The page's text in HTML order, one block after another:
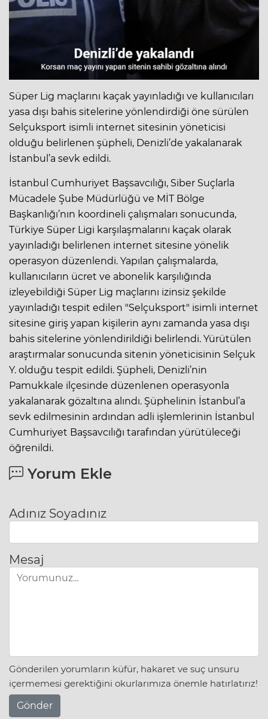
Süper Lig maçlarını kaçak yayınladığı ve kullanıcıları
yasa dışı bahis sitelerine yönlendirdiği öne sürülen
Selçuksport isimli internet sitesinin yöneticisi
olduğu belirlenen şüpheli, Denizli’de yakalanarak
İstanbul’a sevk edildi.
İstanbul Cumhuriyet Başsavcılığı, Siber Suçlarla
Mücadele Şube Müdürlüğü ve MİT Bölge
Başkanlığı’nın koordineli çalışmaları sonucunda,
Türkiye Süper Ligi karşılaşmalarını kaçak olarak
yayınladığı belirlenen internet sitesine yönelik
operasyon düzenlendi. Yapılan çalışmalarda,
kullanıcıların ücret ve abonelik karşılığında
izleyebildiği Süper Lig maçlarını izinsiz şekilde
yayınladığı tespit edilen "Selçuksport" isimli internet
sitesine giriş yapan kişilerin aynı zamanda yasa dışı
bahis sitelerine yönlendirildiği belirlendi. Yürütülen
araştırmalar sonucunda sitenin yöneticisinin Selçuk
Y. olduğu tespit edildi. Şüpheli, Denizli’nin
Pamukkale ilçesinde düzenlenen operasyonla
yakalanarak gözaltına alındı. Şüphelinin İstanbul’a
sevk edilmesinin ardından adli işlemlerinin İstanbul
Cumhuriyet Başsavcılığı tarafından yürütüleceği
öğrenildi.
Yorum Ekle
Adınız Soyadınız
Mesaj
Gönderilen yorumların küfür, hakaret ve suç unsuru
içermemesi gerektiğini okurlarımıza önemle hatırlatırız!
Gönder